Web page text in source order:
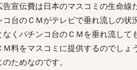
宣伝費は日本のマスコミの生命線
台のＣＭがテレビで垂れ流しの状
くパチンコ台のＣＭを垂れ流して
料をマスコミに提供するのでしょ
ためなのです。